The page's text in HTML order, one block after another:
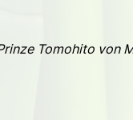
Tomohito von